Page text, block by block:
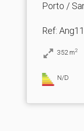
Porto /
Ref:
352 m2
N/D